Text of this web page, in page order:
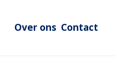
Over ons Contact